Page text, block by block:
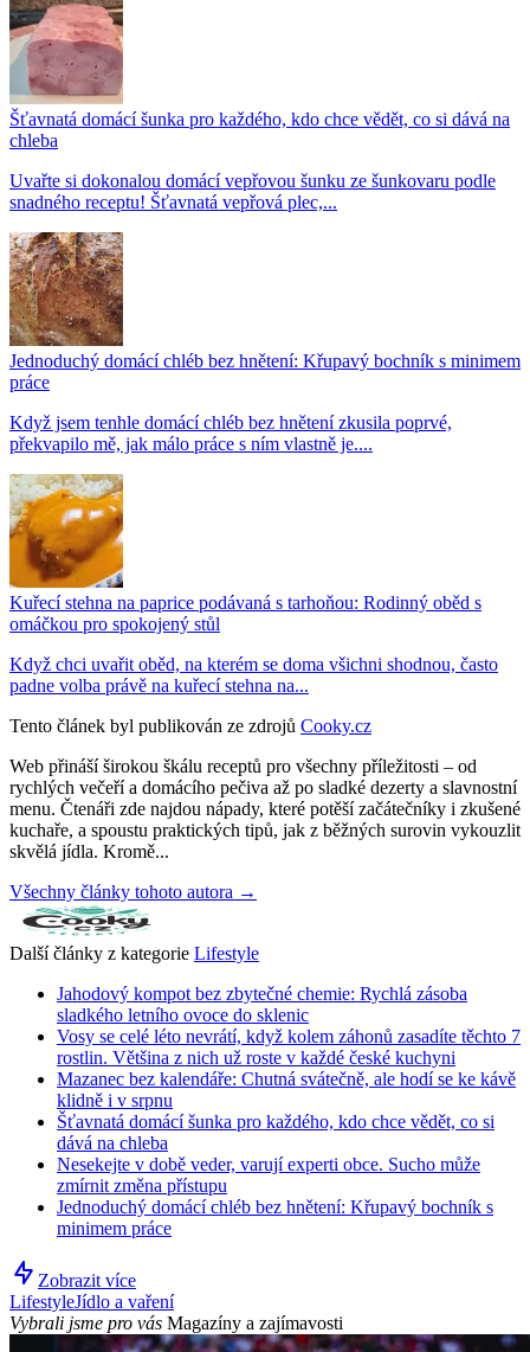
Šťavnatá domácí šunka pro každého, kdo chce vědět, co si dává na
chleba
Uvařte si dokonalou domácí vepřovou šunku ze šunkovaru podle
snadného receptu! Šťavnatá vepřová plec,...
Jednoduchý domácí chléb bez hnětení: Křupavý bochník s minimem
práce
Když jsem tenhle domácí chléb bez hnětení zkusila poprvé,
překvapilo mě, jak málo práce s ním vlastně je....
Kuřecí stehna na paprice podávaná s tarhoňou: Rodinný oběd s
omáčkou pro spokojený stůl
Když chci uvařit oběd, na kterém se doma všichni shodnou, často
padne volba právě na kuřecí stehna na...
Tento článek byl publikován ze zdrojů Cooky.cz
Web přináší širokou škálu receptů pro všechny příležitosti – od
rychlých večeří a domácího pečiva až po sladké dezerty a slavnostní
menu. Čtenáři zde najdou nápady, které potěší začátečníky i zkušené
kuchaře, a spoustu praktických tipů, jak z běžných surovin vykouzlit
skvělá jídla. Kromě...
Všechny články tohoto autora →
Další články z kategorie Lifestyle
Jahodový kompot bez zbytečné chemie: Rychlá zásoba
sladkého letního ovoce do sklenic
Vosy se celé léto nevrátí, když kolem záhonů zasadíte těchto 7
rostlin. Většina z nich už roste v každé české kuchyni
Mazanec bez kalendáře: Chutná svátečně, ale hodí se ke kávě
klidně i v srpnu
Šťavnatá domácí šunka pro každého, kdo chce vědět, co si
dává na chleba
Nesekejte v době veder, varují experti obce. Sucho může
zmírnit změna přístupu
Jednoduchý domácí chléb bez hnětení: Křupavý bochník s
minimem práce
Zobrazit více
LifestyleJídlo a vaření
Vybrali jsme pro vás Magazíny a zajímavosti